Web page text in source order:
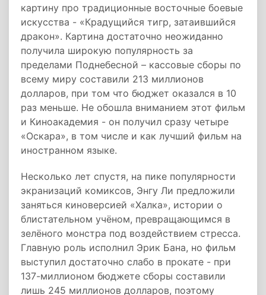
картину про традиционные восточные боевые
искусства - «Крадущийся тигр, затаившийся
дракон». Картина достаточно неожиданно
получила широкую популярность за
пределами Поднебесной – кассовые сборы по
всему миру составили 213 миллионов
долларов, при том что бюджет оказался в 10
раз меньше. Не обошла вниманием этот фильм
и Киноакадемия - он получил сразу четыре
«Оскара», в том числе и как лучший фильм на
иностранном языке.
Несколько лет спустя, на пике популярности
экранизаций комиксов, Энгу Ли предложили
заняться киноверсией «Халка», истории о
блистательном учёном, превращающимся в
зелёного монстра под воздействием стресса.
Главную роль исполнил Эрик Бана, но фильм
выступил достаточно слабо в прокате - при
137-миллионом бюджете сборы составили
лишь 245 миллионов долларов, поэтому